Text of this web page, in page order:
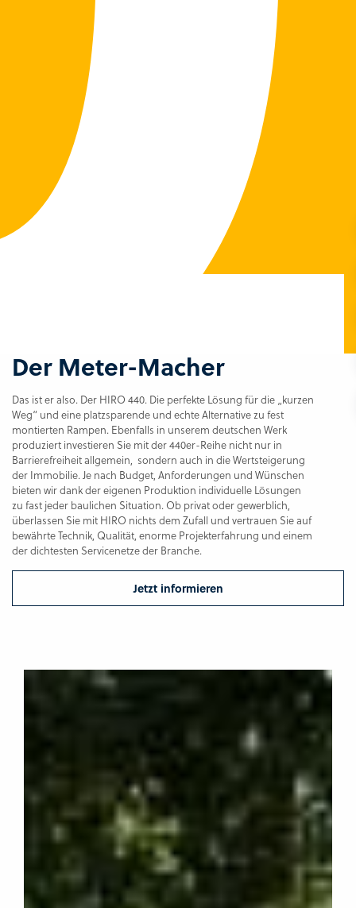
Der Meter-Macher
Das ist er also. Der HIRO 440. Die perfekte Lösung für die „kurzen
Weg“ und eine platzsparende und echte Alternative zu fest
montierten Rampen. Ebenfalls in unserem deutschen Werk
produziert investieren Sie mit der 440er-Reihe nicht nur in
Barrierefreiheit allgemein, sondern auch in die Wertsteigerung
der Immobilie. Je nach Budget, Anforderungen und Wünschen
bieten wir dank der eigenen Produktion individuelle Lösungen
zu fast jeder baulichen Situation. Ob privat oder gewerblich,
überlassen Sie mit HIRO nichts dem Zufall und vertrauen Sie auf
bewährte Technik, Qualität, enorme Projekterfahrung und einem
der dichtesten Servicenetze der Branche.
Jetzt informieren